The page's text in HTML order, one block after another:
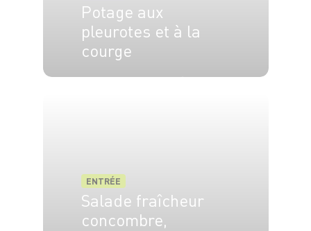
Potage aux
pleurotes et à la
courge
ENTRÉE
Salade fraîcheur
concombre,